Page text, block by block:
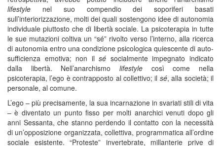
lifestyle nel suo compendio dei soporiferi basati
sull’interiorizzazione, molti dei quali sostengono idee di autonomia
individuale piuttosto che di libertà sociale. La psicoterapia in tutte
le sue mutazioni coltiva un “sé” rivolto verso l’interno, alla ricerca
di autonomia entro una condizione psicologica quiescente di auto-
sufficienza emotiva; non ilsé socialmente impegnato indicato
dalla libertà. Nell’anarchismo lifestyle così come nella
psicoterapia, l’ego è contrapposto al collettivo; il sé, alla società; il
personale, al comune.
L’ego – più precisamente, la sua incarnazione in svariati stili di vita
– è diventato un punto fisso per molti anarchici venuti dopo gli
anni Sessanta, che stanno perdendo il contatto con la necessità
di un’opposizione organizzata, collettiva, programmatica all’ordine
sociale esistente. “Proteste” invertebrate, millanterie prive di